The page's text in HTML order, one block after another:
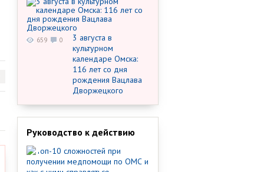
3 августа в
культурном
календаре Омска:
116 лет со дня
рождения Вацлава
Дворжецкого
659 0
Руководство к действию